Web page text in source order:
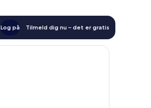
Log på Tilmeld dig nu – det er gratis